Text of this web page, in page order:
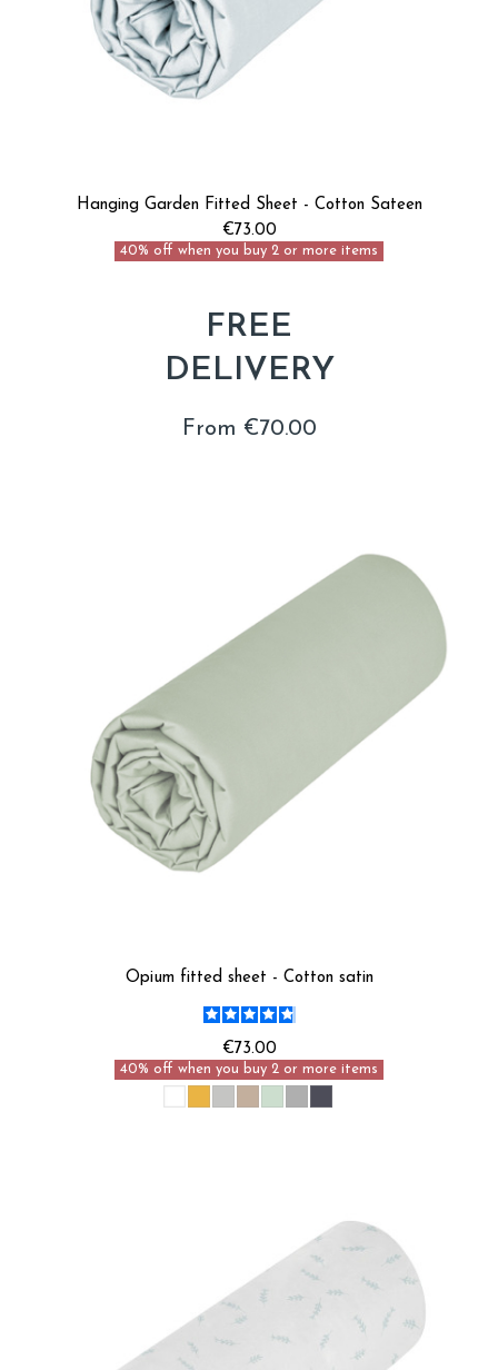
Hanging Garden Fitted Sheet - Cotton Sateen
€73.00
40% off when you buy 2 or more items
FREE
DELIVERY
From €70.00
Opium fitted sheet - Cotton satin
€73.00
40% off when you buy 2 or more items